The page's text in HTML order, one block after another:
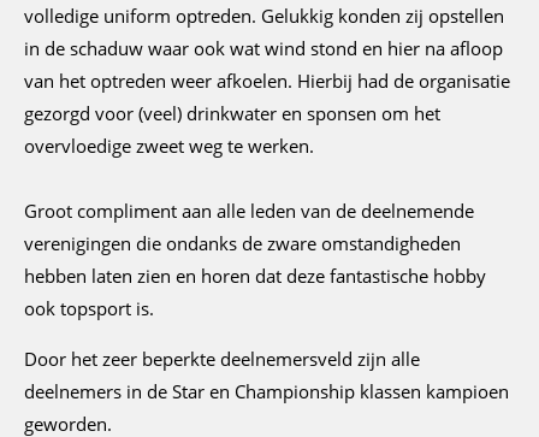
volledige uniform optreden. Gelukkig konden zij opstellen
in de schaduw waar ook wat wind stond en hier na afloop
van het optreden weer afkoelen. Hierbij had de organisatie
gezorgd voor (veel) drinkwater en sponsen om het
overvloedige zweet weg te werken.
Groot compliment aan alle leden van de deelnemende
verenigingen die ondanks de zware omstandigheden
hebben laten zien en horen dat deze fantastische hobby
ook topsport is.
Door het zeer beperkte deelnemersveld zijn alle
deelnemers in de Star en Championship klassen kampioen
geworden.